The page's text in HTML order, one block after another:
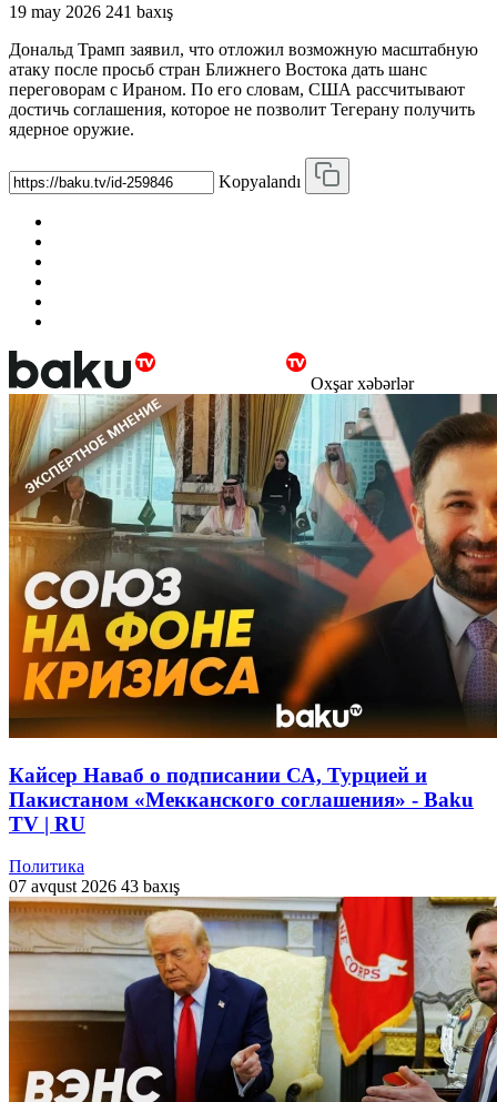
19 may 2026 241 baxış
Дональд Трамп заявил, что отложил возможную масштабную
атаку после просьб стран Ближнего Востока дать шанс
переговорам с Ираном. По его словам, США рассчитывают
достичь соглашения, которое не позволит Тегерану получить
ядерное оружие.
Kopyalandı
Oxşar xəbərlər
Кайсер Наваб о подписании СА, Турцией и
Пакистаном «Мекканского соглашения» - Baku
TV | RU
Политика
07 avqust 2026 43 baxış